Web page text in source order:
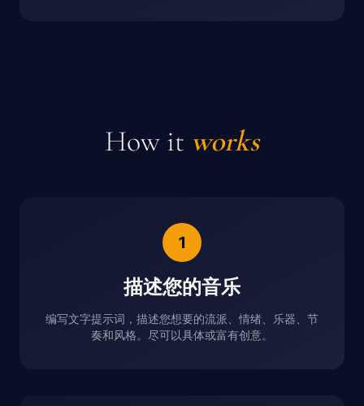
How it works
1
描述您的音乐
编写文字提示词，描述您想要的流派、情绪、乐器、节
奏和风格。尽可以具体或富有创意。